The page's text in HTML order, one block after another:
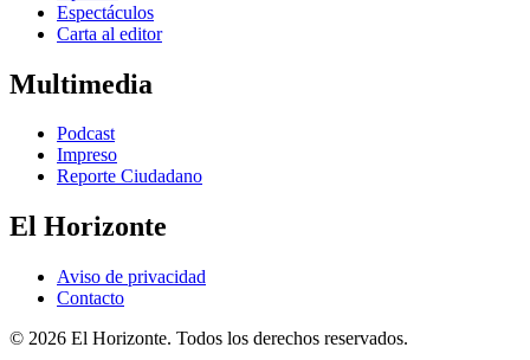
Espectáculos
Carta al editor
Multimedia
Podcast
Impreso
Reporte Ciudadano
El Horizonte
Aviso de privacidad
Contacto
© 2026 El Horizonte. Todos los derechos reservados.